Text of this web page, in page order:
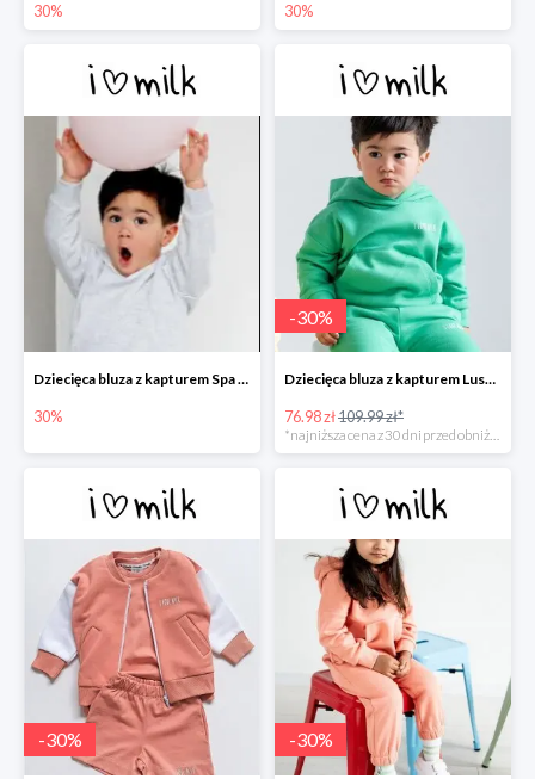
30% 30%
Dziecięca bluza z kapturem Spa Melange
30%
-30%
Dziecięca bluza z kapturem Lush Green -30%
76.98 zł109.99 zł*
-30% -30%